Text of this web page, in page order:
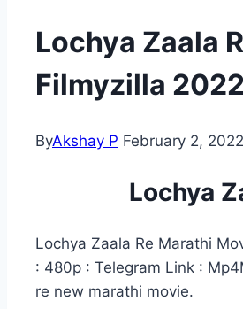
Lochya Zaala
Filmyzilla
ByAkshay P February 2, 2022
Lochya
Lochya Zaala Re Marathi
: 480p : Telegram Link :
re new marathi movie.